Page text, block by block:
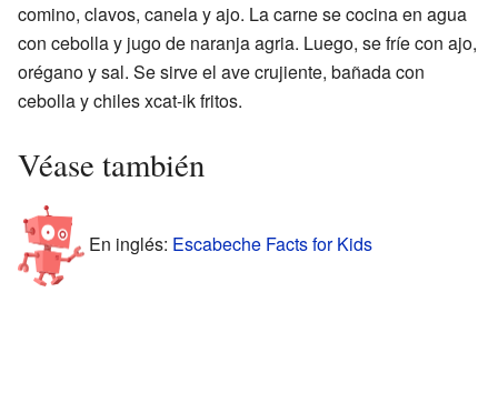
comino, clavos, canela y ajo. La carne se cocina en agua
con cebolla y jugo de naranja agria. Luego, se fríe con ajo,
orégano y sal. Se sirve el ave crujiente, bañada con
cebolla y chiles xcat-ik fritos.
Véase también
En inglés: Escabeche Facts for Kids